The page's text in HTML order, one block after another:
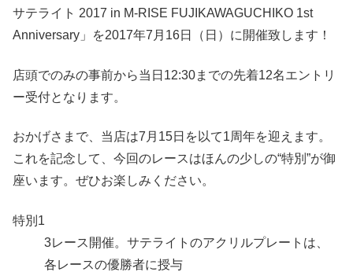
サテライト 2017 in M-RISE FUJIKAWAGUCHIKO 1st
Anniversary」を2017年7月16日（日）に開催致します！
店頭でのみの事前から当日12:30までの先着12名エントリ
ー受付となります。
おかげさまで、当店は7月15日を以て1周年を迎えます。
これを記念して、今回のレースはほんの少しの“特別”が御
座います。ぜひお楽しみください。
特別1
3レース開催。サテライトのアクリルプレートは、
各レースの優勝者に授与